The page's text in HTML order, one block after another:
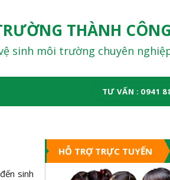
THÀNH CÔNG
sinh môi trường chuyên
TƯ VẤN : 0941
sinh
HỖ TRỢ TRỰC TUYẾN